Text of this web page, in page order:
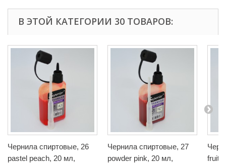
В ЭТОЙ КАТЕГОРИИ 30 ТОВАРОВ:
Чернила спиртовые, 26
pastel peach, 20 мл,
Чернила спиртовые, 27
powder pink, 20 мл,
fruit